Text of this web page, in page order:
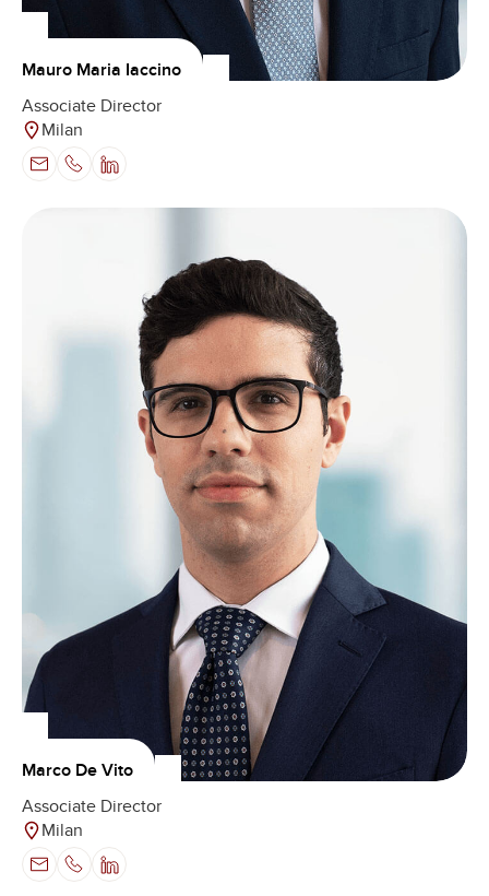
Mauro Maria Iaccino
Associate Director
Milan
Marco De Vito
Associate Director
Milan